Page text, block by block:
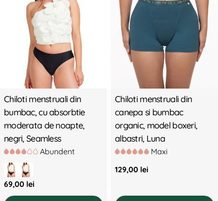
Chiloti menstruali din
bumbac, cu absorbtie
moderata de noapte,
negri, Seamless
Abundent
Preț
standard
69,00 lei
Chiloti menstruali din
canepa si bumbac
organic, model boxeri,
albastri, Luna
Maxi
Preț
129,00 lei